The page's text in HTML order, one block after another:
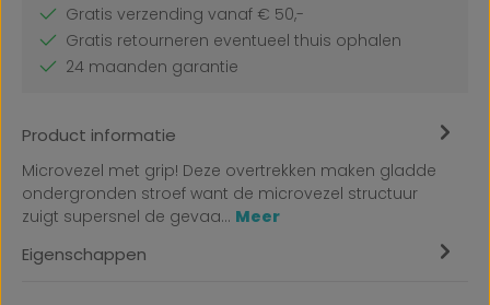
Gratis verzending vanaf € 50,-
Gratis retourneren eventueel thuis ophalen
24 maanden garantie
Product informatie
Microvezel met grip! Deze overtrekken maken gladde
ondergronden stroef want de microvezel structuur
zuigt supersnel de gevaa… Meer
Eigenschappen